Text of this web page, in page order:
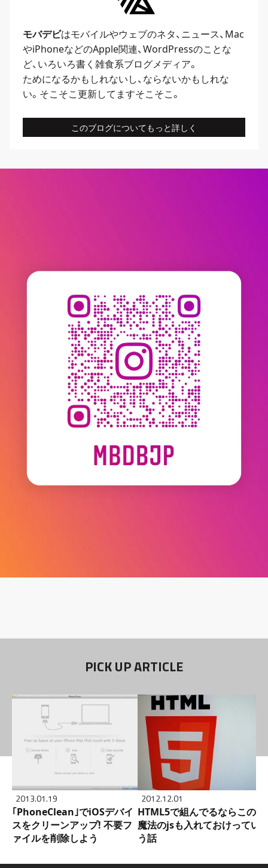
モバデビはモバイルやウェブのネタ、 ニュース、 Mac
やiPhoneなどのApple関連、WordPressのことな
ど、いろいろ書く雑食系ブログメディア。
ためになるかもしれないし、ならないかもしれな
い。そこそこ更新してますそこそこ。
このブログについてもっと詳しく
PICK UP ARTICLE
2013.01.19
｢PhoneClean｣でiOSデバイ
スをクリーンアップ! 不要フ
ァイルを削除しよう
2012.12.01
HTML5で組んでるならこの
魔法のjsも入れておけってい
う話